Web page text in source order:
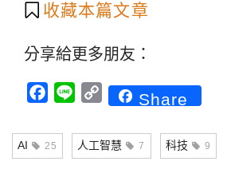
收藏本篇文章
分享給更多朋友：
Facebook
Line CopyShare
AI 25 人工智慧 7 科技 9